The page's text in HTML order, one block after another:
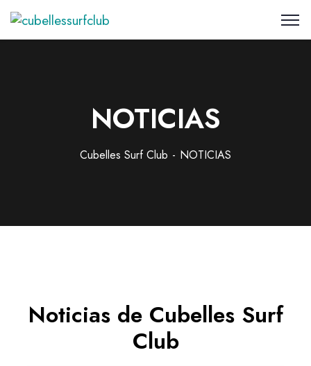
NOTICIAS
Cubelles Surf Club NOTICIAS
Noticias de Cubelles Surf
Club